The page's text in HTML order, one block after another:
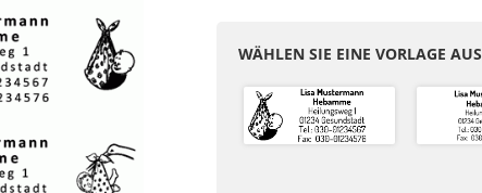
WÄHLEN SIE EINE VORLAGE AUS